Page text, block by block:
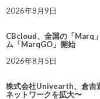
2026年8月9日
CBcloud、全国の「Marq
ム「MarqGO」開始
2026年8月5日
株式会社Univearth、倉吉
ネットワークを拡大〜